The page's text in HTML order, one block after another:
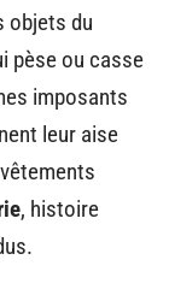
objets du
pèse ou casse
imposants
leur aise
, histoire